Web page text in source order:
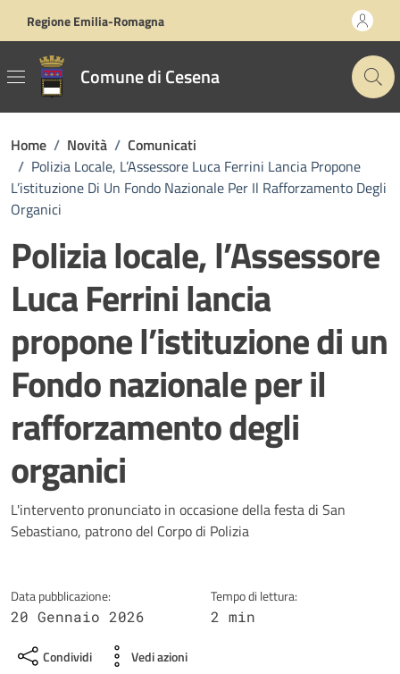
Regione Emilia-Romagna
Comune di Cesena
Home / Novità / Comunicati
/ Polizia Locale, L’Assessore Luca Ferrini Lancia Propone
L’istituzione Di Un Fondo Nazionale Per Il Rafforzamento Degli
Organici
Polizia locale, l’Assessore
Luca Ferrini lancia
propone l’istituzione di un
Fondo nazionale per il
rafforzamento degli
organici
Dettagli della notizia
L'intervento pronunciato in occasione della festa di San
Sebastiano, patrono del Corpo di Polizia
Data pubblicazione:
20 Gennaio 2026
Tempo di lettura:
2 min
Condividi Vedi azioni